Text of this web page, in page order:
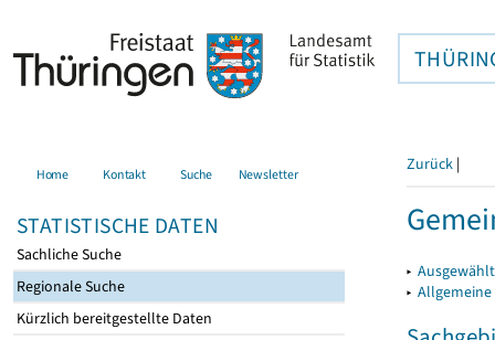
Home Kontakt Suche Newsletter
STATISTISCHE DATEN
Sachliche Suche
Regionale Suche
Kürzlich bereitgestellte Daten
Zurück |
▸
▸